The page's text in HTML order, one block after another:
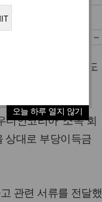
오늘 하루 열지 않기
이어 아우디 고객도
디인코리아' 소속 회
상대로 부당이득금
관련 서류를 전달했